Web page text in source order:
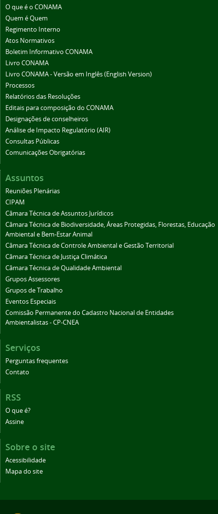
O que é o CONAMA
Quem é Quem
Regimento Interno
Atos Normativos
Boletim Informativo CONAMA
Livro CONAMA
Livro CONAMA - Versão em Inglês (English Version)
Processos
Relatórios das Resoluções
Editais para composição do CONAMA
Designações de conselheiros
Análise de Impacto Regulatório (AIR)
Consultas Públicas
Comunicações Obrigatórias
Assuntos
Reuniões Plenárias
CIPAM
Câmara Técnica de Assuntos Jurídicos
Câmara Técnica de Biodiversidade, Áreas Protegidas, Florestas, Educação
Ambiental e Bem-Estar Animal
Câmara Técnica de Controle Ambiental e Gestão Territorial
Câmara Técnica de Justiça Climática
Câmara Técnica de Qualidade Ambiental
Grupos Assessores
Grupos de Trabalho
Eventos Especiais
Comissão Permanente do Cadastro Nacional de Entidades
Ambientalistas - CP-CNEA
Serviços
Perguntas frequentes
Contato
RSS
O que é?
Assine
Sobre o site
Acessibilidade
Mapa do site